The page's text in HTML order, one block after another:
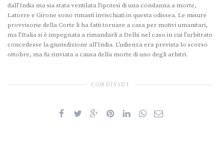
dall’India ma sia stata ventilata l’ipotesi di una condanna a morte,
Latorre e Girone sono rimasti invischiati in questa odissea. Le misure
provvisorie della Corte li ha fatti tornare a casa per motivi umanitari,
ma l’Italia si è impegnata a rimandarli a Delhi nel caso in cui l’arbitrato
concedesse la giurisdizione all’India. L’udienza era prevista lo scorso
ottobre, ma fu rinviata a causa della morte di uno degli arbitri.
CONDIVIDI